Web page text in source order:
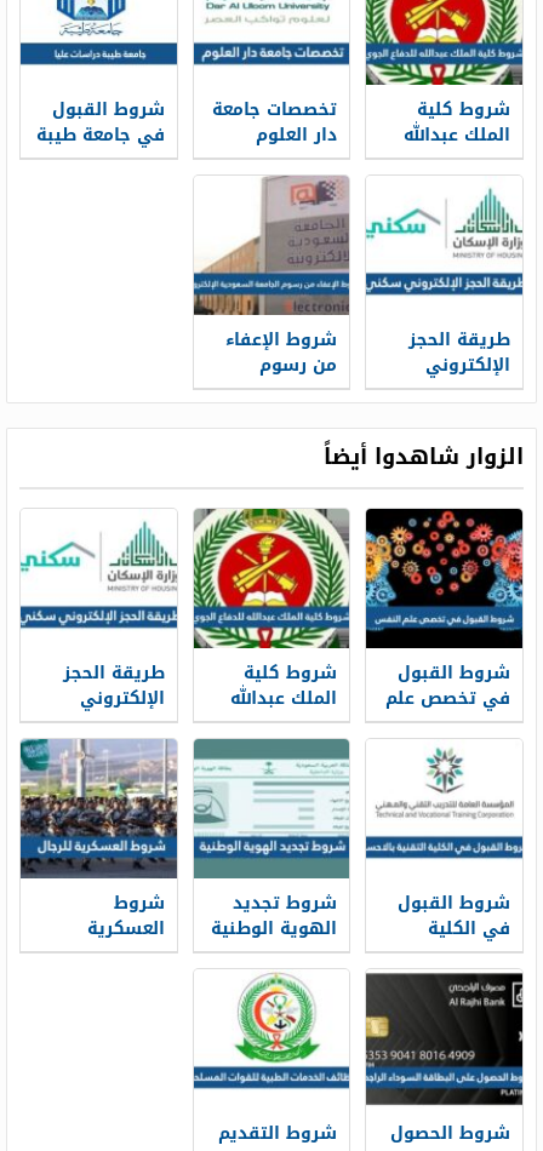
شروط كلية
الملك عبدالله
للدفاع الجوي
1448 ونسب
القبول
تخصصات جامعة
دار العلوم
وشروط القبول
1448
شروط القبول
في جامعة طيبة
دراسات عليا
طريقة الحجز
الإلكتروني
سكني 1448
شروط الإعفاء
من رسوم
الجامعة
الإلكترونية 1448الزوار شاهدوا أيضاً
شروط القبول
في تخصص علم
النفس ونسب
القبول 1448
شروط كلية
الملك عبدالله
للدفاع الجوي
1448 ونسب
القبول
طريقة الحجز
الإلكتروني
سكني 1448
وشروط الحجز
شروط القبول
في الكلية
التقنية بالاحساء
1448 ونسب
القبول
شروط تجديد
الهوية الوطنية
1448 قبل
انتهائها
شروط
العسكرية
للرجال 1448
شروط الحصول شروط التقديم